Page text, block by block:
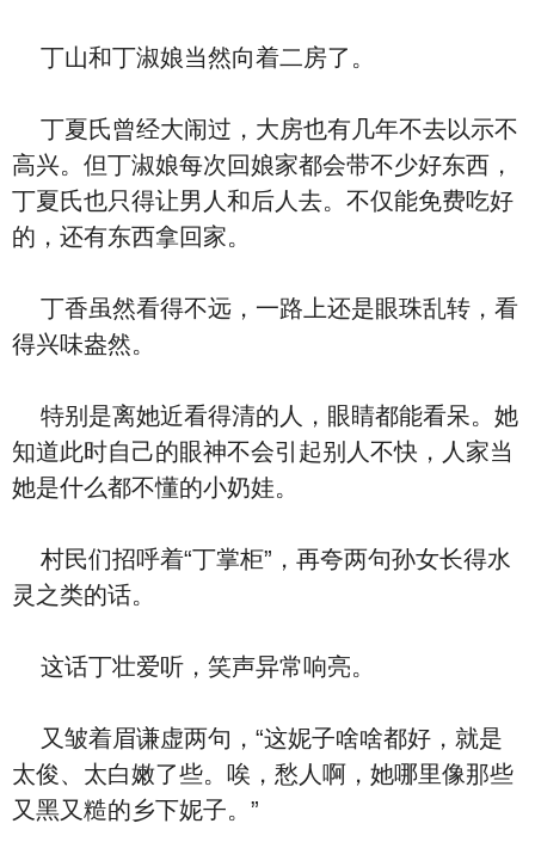
丁山和丁淑娘当然向着二房了。
丁夏氏曾经大闹过，大房也有几年不去以示不
高兴。但丁淑娘每次回娘家都会带不少好东西，
丁夏氏也只得让男人和后人去。不仅能免费吃好
的，还有东西拿回家。
丁香虽然看得不远，一路上还是眼珠乱转，看
得兴味盎然。
特别是离她近看得清的人，眼睛都能看呆。她
知道此时自己的眼神不会引起别人不快，人家当
她是什么都不懂的小奶娃。
村民们招呼着“丁掌柜”，再夸两句孙女长得水
灵之类的话。
这话丁壮爱听，笑声异常响亮。
又皱着眉谦虚两句，“这妮子啥啥都好，就是
太俊、太白嫩了些。唉，愁人啊，她哪里像那些
又黑又糙的乡下妮子。”